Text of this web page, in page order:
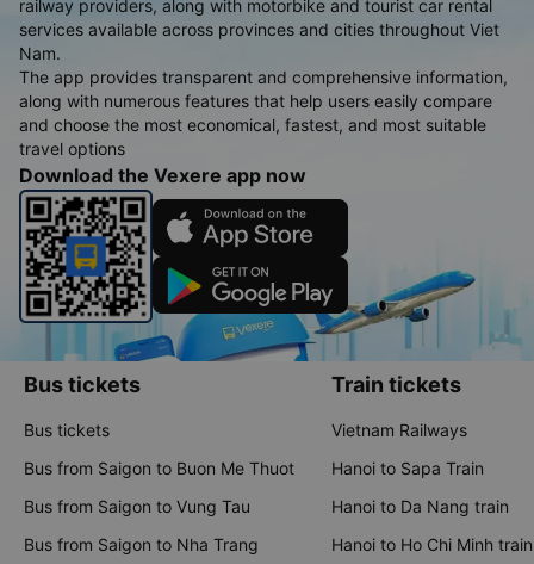
railway providers, along with motorbike and tourist car rental
services available across provinces and cities throughout Viet
Nam.
The app provides transparent and comprehensive information,
along with numerous features that help users easily compare
and choose the most economical, fastest, and most suitable
travel options
Download the Vexere app now
Bus tickets
Bus tickets
Bus from Saigon to Buon Me Thuot
Bus from Saigon to Vung Tau
Bus from Saigon to Nha Trang
Train tickets
Vietnam Railways
Hanoi to Sapa Train
Hanoi to Da Nang train
Hanoi to Ho Chi Minh train